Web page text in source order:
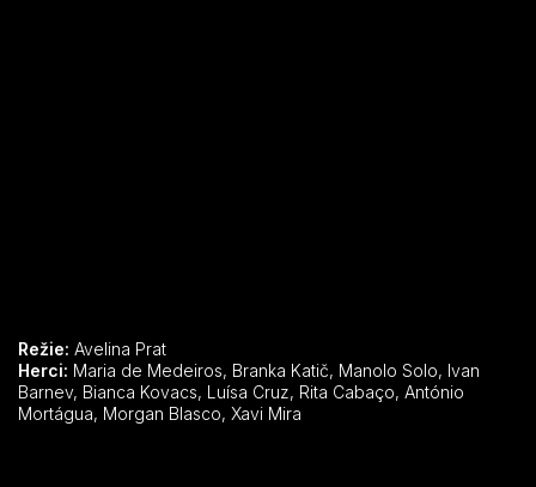
Režie: Avelina Prat
Herci:
Barnev, Bianca Kovacs, Luísa Cruz, Rita Cabaço, António
Mortágua, Morgan Blasco, Xavi Mira